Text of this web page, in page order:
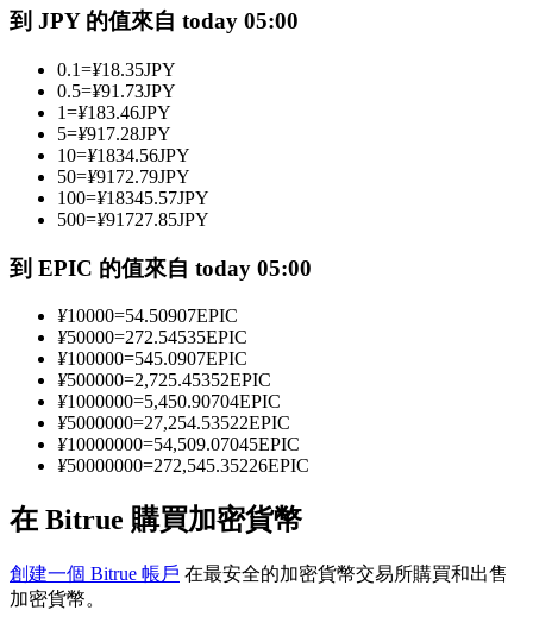
成為跟單交易員
坐享盈利分成和跟單分傭
合約資訊
到 JPY 的值來自 today 05:00
0.1=¥18.35JPY
0.5=¥91.73JPY
1=¥183.46JPY
5=¥917.28JPY
10=¥1834.56JPY
50=¥9172.79JPY
100=¥18345.57JPY
500=¥91727.85JPY
到 EPIC 的值來自 today 05:00
¥10000=54.50907EPIC
¥50000=272.54535EPIC
¥100000=545.0907EPIC
¥500000=2,725.45352EPIC
¥1000000=5,450.90704EPIC
¥5000000=27,254.53522EPIC
¥10000000=54,509.07045EPIC
¥50000000=272,545.35226EPIC
在 Bitrue 購買加密貨幣
創建一個 Bitrue 帳戶 在最安全的加密貨幣交易所購買和出售
加密貨幣。